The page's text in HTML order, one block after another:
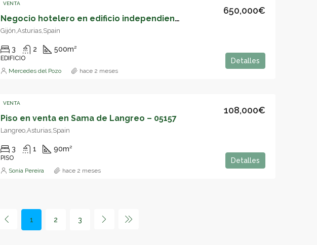
VENTA
Negocio hotelero en edificio independiente – 05159
650,000€
Gijón,Asturias,Spain
3 2 500m²
EDIFICIO Detalles
Mercedes del Pozo hace 2 meses
VENTA
Piso en venta en Sama de Langreo – 05157
108,000€
Langreo,Asturias,Spain
3 1 90m²
PISO Detalles
Sonia Pereira hace 2 meses
1 2 3